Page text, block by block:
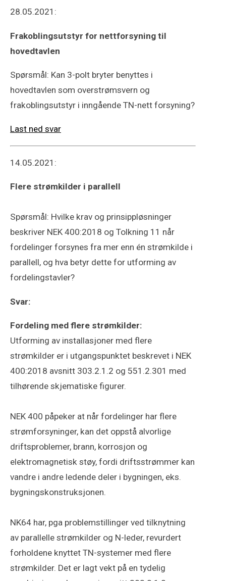
28.05.2021:
Frakoblingsutstyr for nettforsyning til
hovedtavlen
Spørsmål: Kan 3-polt bryter benyttes i
hovedtavlen som overstrømsvern og
frakoblingsutstyr i inngående TN-nett forsyning?
Last ned svar
14.05.2021:
Flere strømkilder i parallell
Spørsmål: Hvilke krav og prinsippløsninger
beskriver NEK 400:2018 og Tolkning 11 når
fordelinger forsynes fra mer enn én strømkilde i
parallell, og hva betyr dette for utforming av
fordelingstavler?
Svar:
Fordeling med flere strømkilder:
Utforming av installasjoner med flere
strømkilder er i utgangspunktet beskrevet i NEK
400:2018 avsnitt 303.2.1.2 og 551.2.301 med
tilhørende skjematiske figurer.
NEK 400 påpeker at når fordelinger har flere
strømforsyninger, kan det oppstå alvorlige
driftsproblemer, brann, korrosjon og
elektromagnetisk støy, fordi driftsstrømmer kan
vandre i andre ledende deler i bygningen, eks.
bygningskonstruksjonen.
NK64 har, pga problemstillinger ved tilknytning
av parallelle strømkilder og N-leder, revurdert
forholdene knyttet TN-systemer med flere
strømkilder. Det er lagt vekt på en tydelig